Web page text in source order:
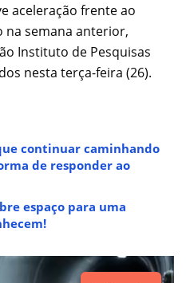
aceleração frente ao
na semana anterior,
Instituto de Pesquisas
nesta terça-feira (26).
continuar caminhando
de responder ao
espaço para uma